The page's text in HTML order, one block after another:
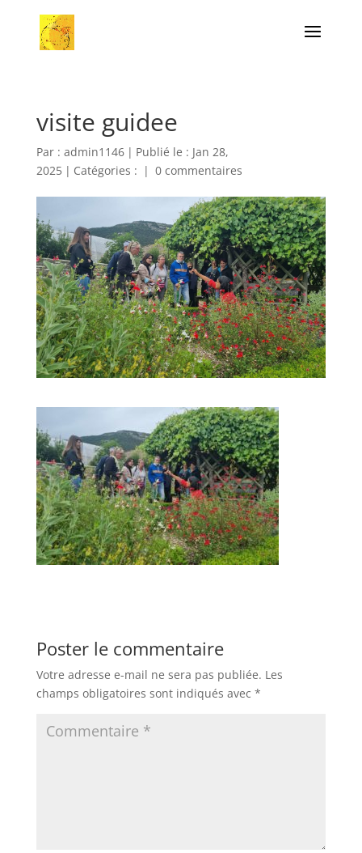
visite guidee
Par : admin1146 | Publié le : Jan 28,
2025 | Catégories : | 0 commentaires
Poster le commentaire
Votre adresse e-mail ne sera pas publiée. Les
champs obligatoires sont indiqués avec *